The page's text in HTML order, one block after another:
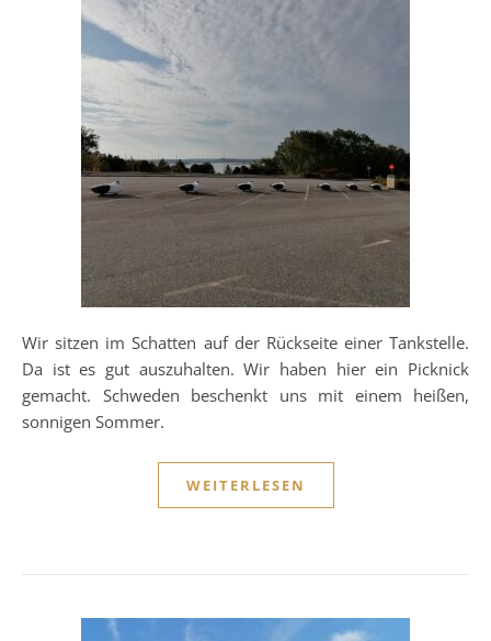
Wir sitzen im Schatten auf der Rückseite einer Tankstelle.
Da ist es gut auszuhalten. Wir haben hier ein Picknick
gemacht. Schweden beschenkt uns mit einem heißen,
sonnigen Sommer.
WEITERLESEN